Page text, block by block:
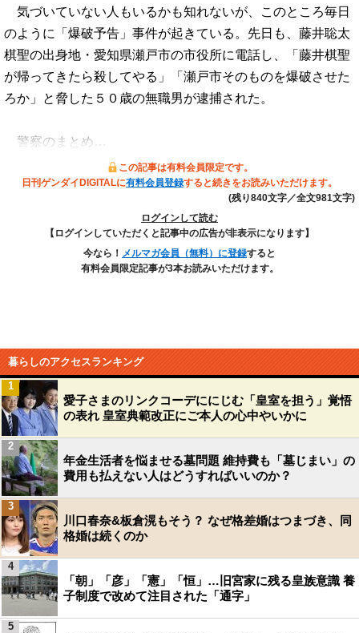
気づいていない人もいるかも知れないが、このところ毎日
のように「爆破予告」事件が起きている。先日も、藤井聡太
棋聖の出身地・愛知県瀬戸市の市役所に電話し、「藤井棋聖
が帰ってきたら殺してやる」「瀬戸市そのものを爆破させた
ろか」と脅した５０歳の無職男が逮捕された。
警察のまとめ…
この記事は有料会員限定です。
日刊ゲンダイDIGITALに有料会員登録すると続きをお読みいただけます。
(残り840文字／全文981文字)
ログインして読む
【ログインしていただくと記事中の広告が非表示になります】
今なら！ メルマガ会員（無料）に登録すると
有料会員限定記事が3本お読みいただけます。
暮らしのアクセスランキング
愛子さまのリンクコーデににじむ「皇室を担う」覚悟
の表れ 皇室典範改正にご本人の心中やいかに
1
年金生活者を悩ませる墓問題 維持費も「墓じまい」の
費用も払えない人はどうすればいいのか？
2
川口春奈&板倉滉もそう？ なぜ格差婚はつまづき、同
格婚は続くのか
3
「朝」「彦」「憲」「恒」…旧宮家に残る皇族意識 養
子制度で改めて注目された「通字」
4
5